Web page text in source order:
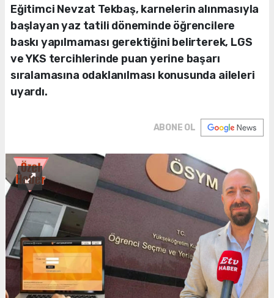
Eğitimci Nevzat Tekbaş, karnelerin alınmasıyla
başlayan yaz tatili döneminde öğrencilere
baskı yapılmaması gerektiğini belirterek, LGS
ve YKS tercihlerinde puan yerine başarı
sıralamasına odaklanılması konusunda aileleri
uyardı.
ABONE OL